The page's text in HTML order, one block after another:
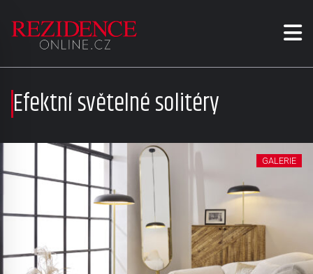
Efektní světelné solitéry
GALERIE